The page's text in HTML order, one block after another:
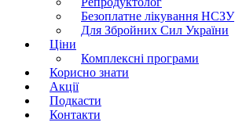
Безоплатне лікування НСЗУ
Для Збройних Сил України
Ціни
Комплексні програми
Корисно знати
Акції
Подкасти
Контакти